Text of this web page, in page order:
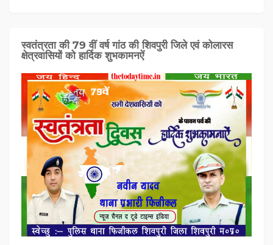
स्वतंत्रता की 79 वीं वर्ष गांठ की शिवपुरी जिले एवं कोलारस
क्षेत्रवासियों को हार्दिक शुभकामनऐं